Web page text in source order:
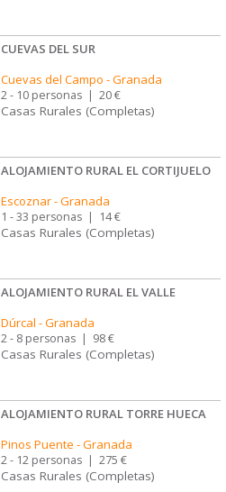
CUEVAS DEL SUR
Cuevas del Campo -Granada
2 - 10 personas | 20 €
Casas Rurales (Completas)
ALOJAMIENTO RURAL EL CORTIJUELO
Escoznar-Granada
1 - 33 personas | 14 €
Casas Rurales (Completas)
ALOJAMIENTO RURAL EL VALLE
Dúrcal -Granada
2 - 8 personas | 98 €
Casas Rurales (Completas)
ALOJAMIENTO RURAL TORRE HUECA
Pinos Puente -Granada
2 - 12 personas | 275 €
Casas Rurales (Completas)